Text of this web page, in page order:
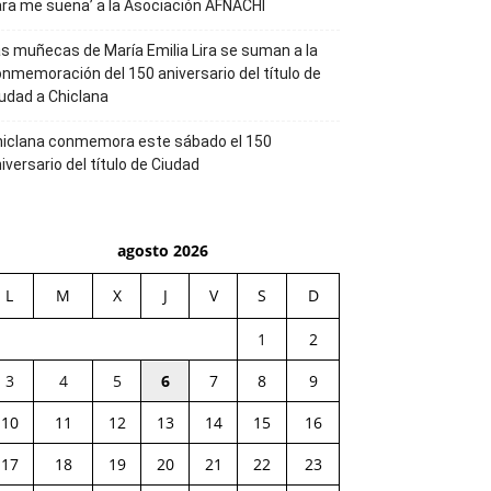
me suena’ a la Asociación AFNACHI
muñecas de María Emilia Lira se suman a la
del 150 aniversario del título de
a Chiclana
conmemora este sábado el 150
del título de Ciudad
agosto 2026
L M X J V S D
1
2
3
4 5 6 7 8
9
10
11 12 13 14 15
16
17
18 19 20 21 22
23